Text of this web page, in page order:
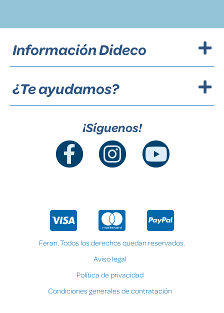
Información Dideco
¿Te ayudamos?
¡Síguenos!
Feran. Todos los derechos quedan reservados.
Aviso legal
Política de privacidad
Condiciones generales de contratación